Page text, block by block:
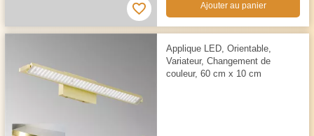
Ajouter au panier
Applique LED, Orientable,
Variateur, Changement de
couleur, 60 cm x 10 cm